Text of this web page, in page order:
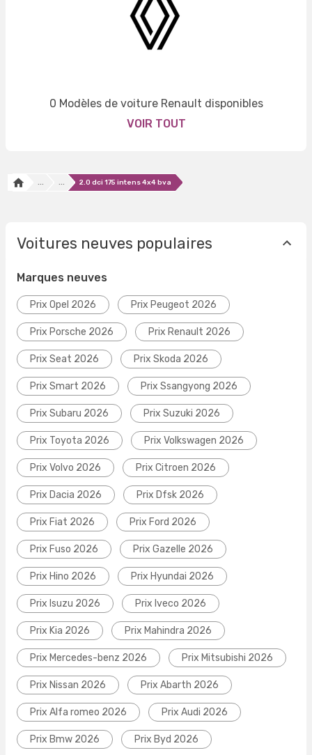
0 Modèles de voiture Renault disponibles
VOIR TOUT
... ... 2.0 dci 175 intens 4x4 bva
Voitures neuves populaires
Marques neuves
Prix Opel 2026 Prix Peugeot 2026
Prix Porsche 2026 Prix Renault 2026
Prix Seat 2026 Prix Skoda 2026
Prix Smart 2026 Prix Ssangyong 2026
Prix Subaru 2026 Prix Suzuki 2026
Prix Toyota 2026 Prix Volkswagen 2026
Prix Volvo 2026 Prix Citroen 2026
Prix Dacia 2026 Prix Dfsk 2026
Prix Fiat 2026 Prix Ford 2026
Prix Fuso 2026 Prix Gazelle 2026
Prix Hino 2026 Prix Hyundai 2026
Prix Isuzu 2026 Prix Iveco 2026
Prix Kia 2026 Prix Mahindra 2026
Prix Mercedes-benz 2026 Prix Mitsubishi 2026
Prix Nissan 2026 Prix Abarth 2026
Prix Alfa romeo 2026 Prix Audi 2026
Prix Bmw 2026 Prix Byd 2026